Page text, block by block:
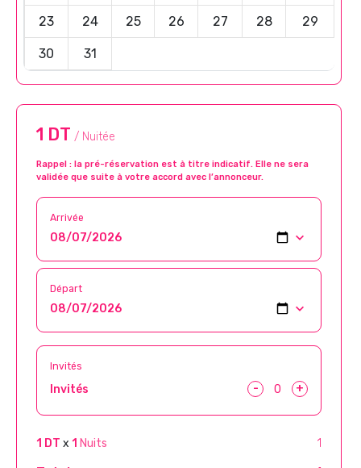
23 24 25 26 27 28 29
30 31
1 DT / Nuitée
Rappel : la pré-réservation est à titre indicatif. Elle ne sera
validée que suite à votre accord avec l’annonceur.
Arrivée
Départ
Invités
Invités - +
1 DT x 1 Nuits 1